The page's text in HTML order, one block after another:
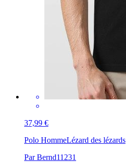
37,99 €
Polo HommeLézard des lézards
Par Bernd11231